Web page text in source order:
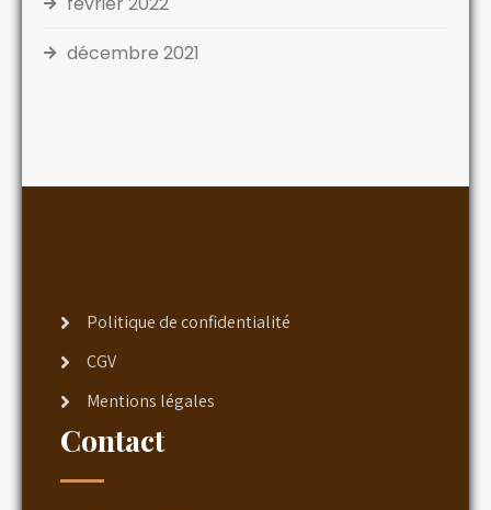
décembre 2021
Politique de confidentialité
CGV
Mentions légales
Contact